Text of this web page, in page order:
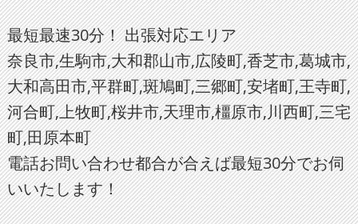
最短最速30分！ 出張対応エリア
奈良市,生駒市,大和郡山市,広陵町,香芝市,葛城市,
大和高田市,平群町,斑鳩町,三郷町,安堵町,王寺町,
河合町,上牧町,桜井市,天理市,橿原市,川西町,三宅
町,田原本町
電話お問い合わせ都合が合えば最短30分でお伺
いいたします！